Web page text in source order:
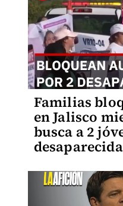
Familias
en Jalisco
busca a 2